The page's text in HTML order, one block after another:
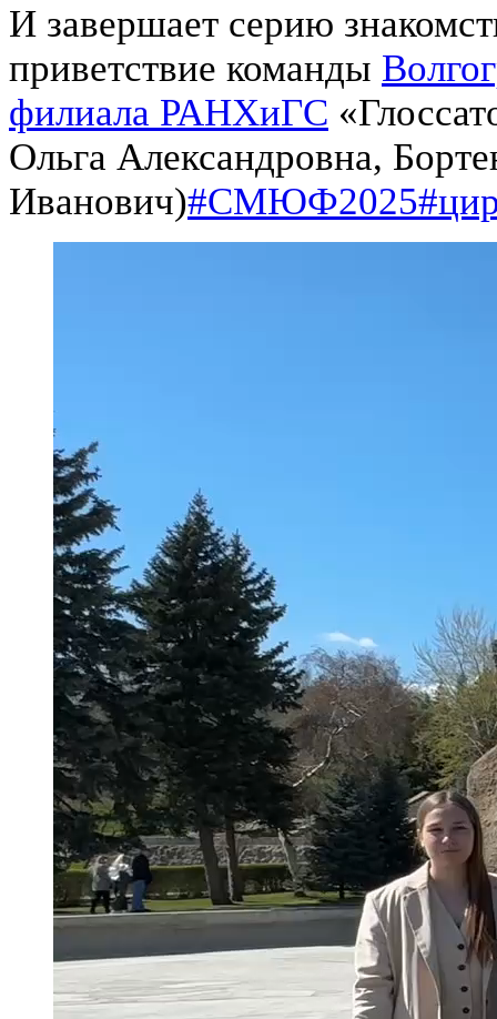
И завершает серию
приветствие команды
филиала РАНХиГС
Ольга Александровна,
Иванович)#СМЮФ2025